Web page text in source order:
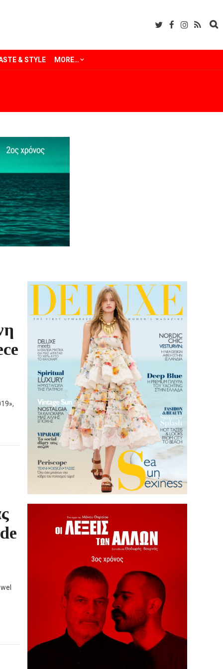
& STYLE MORE…